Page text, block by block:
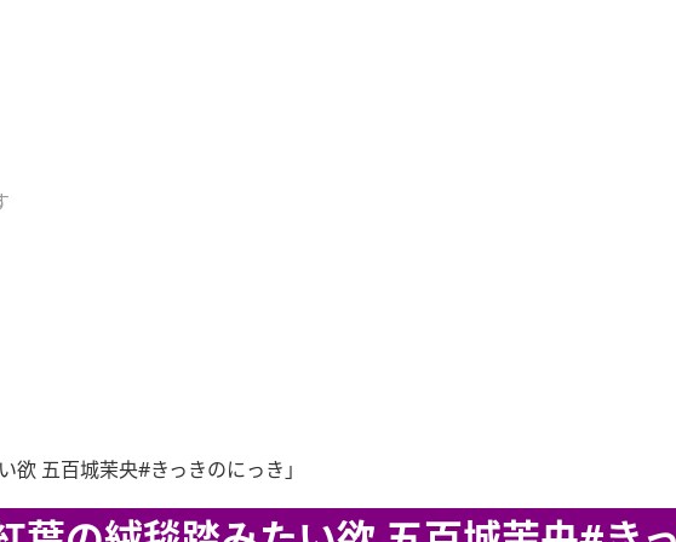
五百城茉央#きっきのにっき」